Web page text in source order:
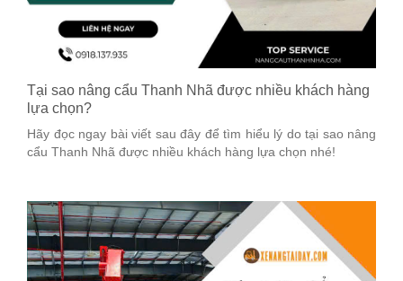
Tại sao nâng cẩu Thanh Nhã được nhiều khách hàng
lựa chọn?
Hãy đọc ngay bài viết sau đây để tìm hiểu lý do tại sao nâng
cẩu Thanh Nhã được nhiều khách hàng lựa chọn nhé!